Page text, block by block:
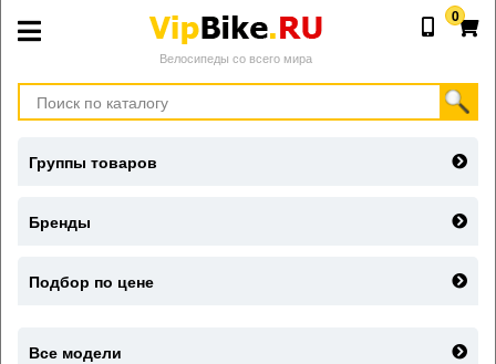
Велосипеды со всего мира
0
Группы товаров
Бренды
Подбор по цене
Все модели